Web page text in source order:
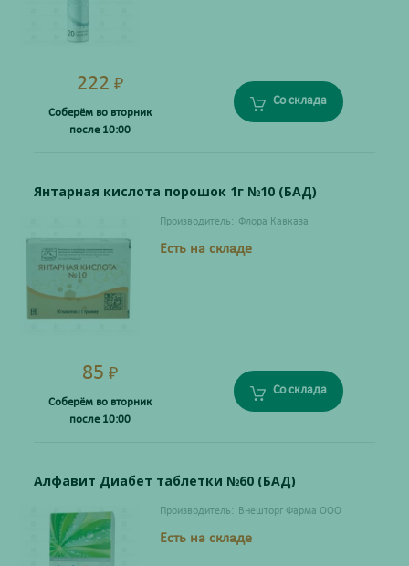
222 ₽
Соберём во вторник
после 10:00
Со склада
Янтарная кислота порошок 1г №10 (БАД)
Производитель: Флора Кавказа
Есть на складе
85 ₽
Соберём во вторник
после 10:00
Со склада
Алфавит Диабет таблетки №60 (БАД)
Производитель: Внешторг Фарма ООО
Есть на складе